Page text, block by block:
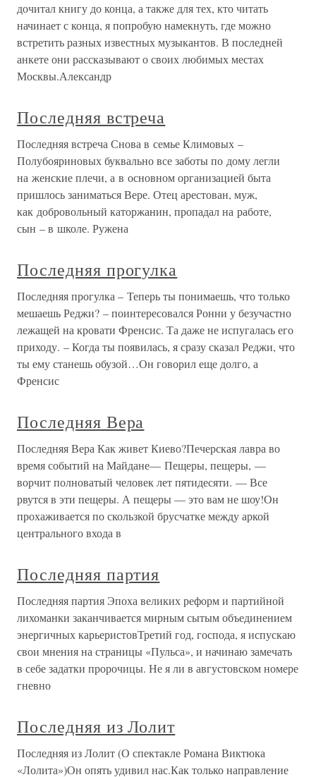
дочитал книгу до конца, а также для тех, кто читать
начинает с конца, я попробую намекнуть, где можно
встретить разных известных музыкантов. В последней
анкете они рассказывают о своих любимых местах
Москвы.Александр
Последняя встреча
Последняя встреча Снова в семье Климовых –
Полубояриновых буквально все заботы по дому легли
на женские плечи, а в основном организацией быта
пришлось заниматься Вере. Отец арестован, муж,
как добровольный каторжанин, пропадал на работе,
сын – в школе. Ружена
Последняя прогулка
Последняя прогулка – Теперь ты понимаешь, что только
мешаешь Реджи? – поинтересовался Ронни у безучастно
лежащей на кровати Френсис. Та даже не испугалась его
приходу. – Когда ты появилась, я сразу сказал Реджи, что
ты ему станешь обузой…Он говорил еще долго, а
Френсис
Последняя Вера
Последняя Вера Как живет Киево?Печерская лавра во
время событий на Майдане— Пещеры, пещеры, —
ворчит полноватый человек лет пятидесяти. — Все
рвутся в эти пещеры. А пещеры — это вам не шоу!Он
прохаживается по скользкой брусчатке между аркой
центрального входа в
Последняя партия
Последняя партия Эпоха великих реформ и партийной
лихоманки заканчивается мирным сытым объединением
энергичных карьеристовТретий год, господа, я испускаю
свои мнения на страницы «Пульса», и начинаю замечать
в себе задатки пророчицы. Не я ли в августовском номере
гневно
Последняя из Лолит
Последняя из Лолит (О спектакле Романа Виктюка
«Лолита»)Он опять удивил нас.Как только направление